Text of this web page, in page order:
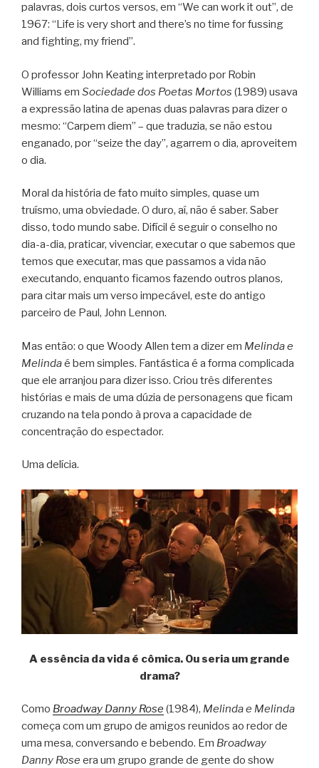
palavras, dois curtos versos, em “We can work it out”, de
1967: “Life is very short and there’s no time for fussing
and fighting, my friend”.
O professor John Keating interpretado por Robin
Williams em Sociedade dos Poetas Mortos (1989) usava
a expressão latina de apenas duas palavras para dizer o
mesmo: “Carpem diem” – que traduzia, se não estou
enganado, por “seize the day”, agarrem o dia, aproveitem
o dia.
Moral da história de fato muito simples, quase um
truísmo, uma obviedade. O duro, aí, não é saber. Saber
disso, todo mundo sabe. Difícil é seguir o conselho no
dia-a-dia, praticar, vivenciar, executar o que sabemos que
temos que executar, mas que passamos a vida não
executando, enquanto ficamos fazendo outros planos,
para citar mais um verso impecável, este do antigo
parceiro de Paul, John Lennon.
Mas então: o que Woody Allen tem a dizer em Melinda e
Melindaé bem simples. Fantástica é a forma complicada
que ele arranjou para dizer isso. Criou três diferentes
histórias e mais de uma dúzia de personagens que ficam
cruzando na tela pondo à prova a capacidade de
concentração do espectador.
Uma delícia.
A essência da vida é cômica. Ou seria um grande
drama?
Como Broadway Danny Rose(1984), Melinda e Melinda
começa com um grupo de amigos reunidos ao redor de
uma mesa, conversando e bebendo. Em Broadway
Danny Rose era um grupo grande de gente do show